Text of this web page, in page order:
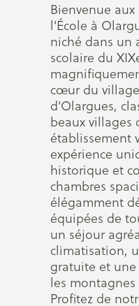
Bienvenue
l'École à
niché dans un
scolaire du
cœur du
d'Olargues,
beaux villages
établissement
expérience
historique et
chambres
élégamment
équipées de
un séjour
climatisation,
gratuite et
les
Profitez de